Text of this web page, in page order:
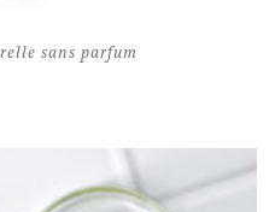
sans parfum